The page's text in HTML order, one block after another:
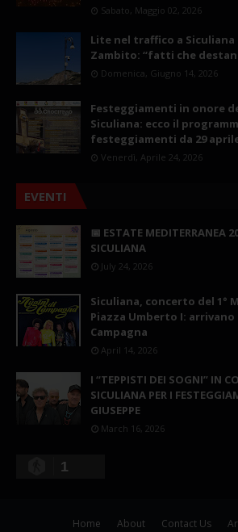
Sabato, Maggio 02, 2026
Lite nel traffico a Siculiana
Zambito: “fatti che
Domenica, Giugno 14, 2026
Festeggiamenti in onore
Siculiana: ecco il
festeggiamenti da 29
Venerdì, Aprile 24, 2026
EVENTI
📅 ESTATE MEDITERRANEA
SICULIANA
July 24, 2026
Siculiana, concerto del 1°
Piazza Umberto I: arrivano
Campagna
April 14, 2026
I “TEPPISTI DEI SOGNI” IN
SICULIANA PER I
GIUSEPPE
March 16, 2026
1
Home About Contact Us